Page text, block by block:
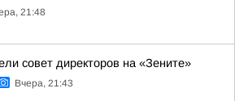
21:48
совет директоров на «Зените»
Вчера, 21:43